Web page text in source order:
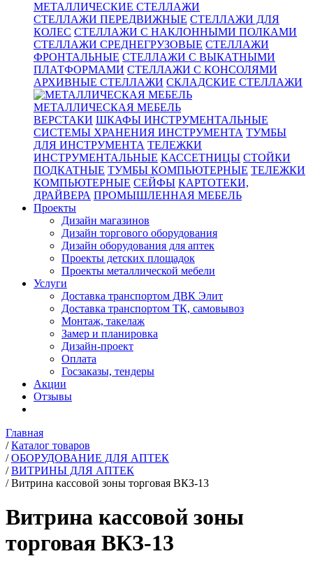
МЕТАЛЛИЧЕСКИЕ СТЕЛЛАЖИ
СТЕЛЛАЖИ ПЕРЕДВИЖНЫЕ СТЕЛЛАЖИ ДЛЯ
КОЛЕС СТЕЛЛАЖИ С НАКЛОННЫМИ ПОЛКАМИ
СТЕЛЛАЖИ СРЕДНЕГРУЗОВЫЕ СТЕЛЛАЖИ
ФРОНТАЛЬНЫЕ СТЕЛЛАЖИ С ВЫКАТНЫМИ
ПЛАТФОРМАМИ СТЕЛЛАЖИ С КОНСОЛЯМИ
АРХИВНЫЕ СТЕЛЛАЖИ СКЛАДСКИЕ СТЕЛЛАЖИ
МЕТАЛЛИЧЕСКАЯ МЕБЕЛЬ
ВЕРСТАКИ ШКАФЫ ИНСТРУМЕНТАЛЬНЫЕ
СИСТЕМЫ ХРАНЕНИЯ ИНСТРУМЕНТА ТУМБЫ
ДЛЯ ИНСТРУМЕНТА ТЕЛЕЖКИ
ИНСТРУМЕНТАЛЬНЫЕ КАССЕТНИЦЫ СТОЙКИ
ПОДКАТНЫЕ ТУМБЫ КОМПЬЮТЕРНЫЕ ТЕЛЕЖКИ
КОМПЬЮТЕРНЫЕ СЕЙФЫ КАРТОТЕКИ,
ДРАЙВЕРА ПРОМЫШЛЕННАЯ МЕБЕЛЬ
Проекты
Дизайн магазинов
Дизайн торгового оборудования
Дизайн оборудования для аптек
Проекты детских площадок
Проекты металлической мебели
Услуги
Доставка транспортом ДВК Элит
Доставка транспортом ТК, самовывоз
Монтаж, такелаж
Замер и планировка
Дизайн-проект
Оплата
Госзаказы, тендеры
Акции
Отзывы
Главная
/ Каталог товаров
/ ОБОРУДОВАНИЕ ДЛЯ АПТЕК
/ ВИТРИНЫ ДЛЯ АПТЕК
/ Витрина кассовой зоны торговая ВКЗ-13
Витрина кассовой зоны
торговая ВКЗ-13